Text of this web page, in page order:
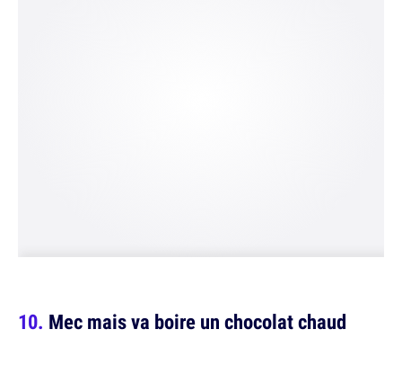
Mec mais va boire un chocolat chaud